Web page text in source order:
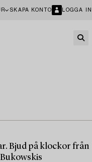
SKAPA KONTO LOGGA IN
Bjud på klockor från